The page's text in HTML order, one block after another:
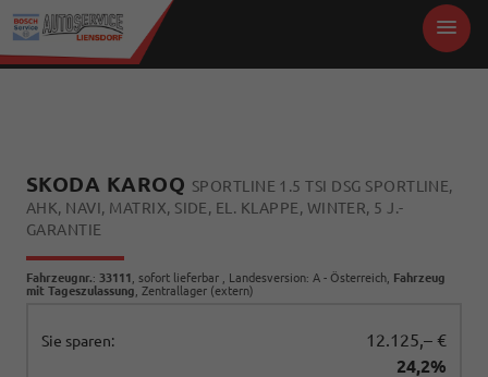
SKODA KAROQ SPORTLINE 1.5 TSI DSG SPORTLINE,
AHK, NAVI, MATRIX, SIDE, EL. KLAPPE, WINTER, 5 J.-
GARANTIE
Fahrzeugnr.: 33111 sofort lieferbar , Landesversion: A - Österreich, Fahrzeug
mit Tageszulassung , Zentrallager (extern)
Sie sparen:
12.125,– €
24,2%